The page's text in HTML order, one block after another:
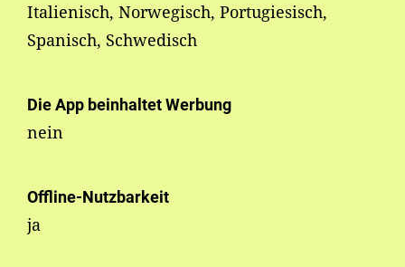
Italienisch, Norwegisch, Portugiesisch,
Spanisch, Schwedisch
Die App beinhaltet Werbung
nein
Offline-Nutzbarkeit
ja